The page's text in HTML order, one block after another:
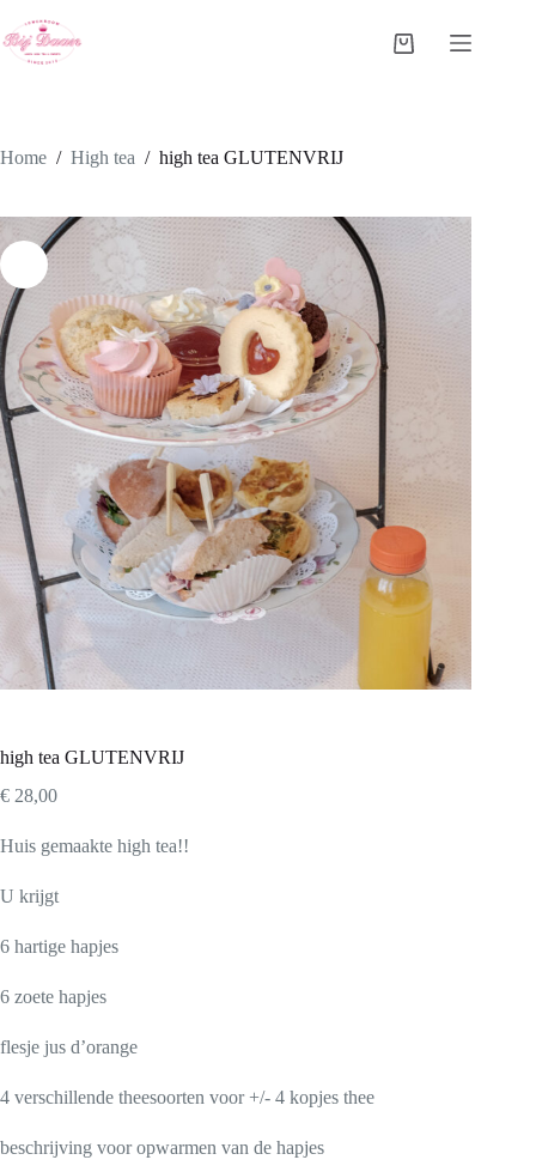
naar
de
Winkelwagen
Home / High tea / high tea GLUTENVRIJ
high tea GLUTENVRIJ
€ 28,00
Huis gemaakte high tea!!
U krijgt
6 hartige hapjes
6 zoete hapjes
flesje jus d’orange
4 verschillende theesoorten voor +/- 4 kopjes thee
beschrijving voor opwarmen van de hapjes